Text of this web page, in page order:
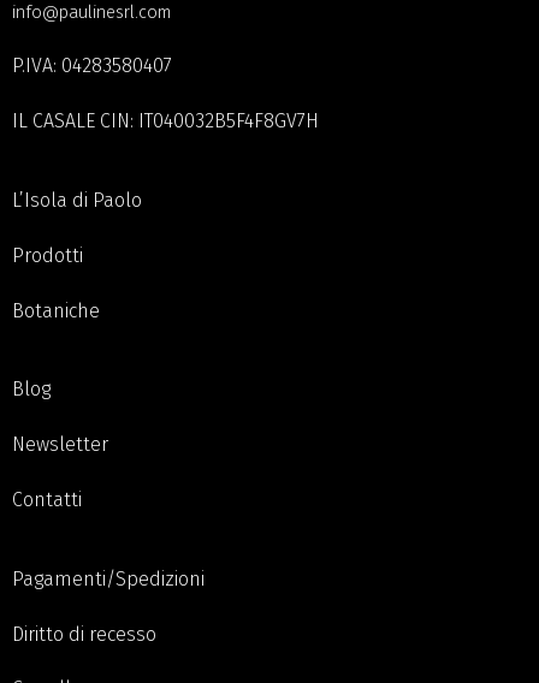
info@paulinesrl.com
P.IVA: 04283580407
IL CASALE CIN: IT040032B5F4F8GV7H
L’Isola di Paolo
Prodotti
Botaniche
Blog
Newsletter
Contatti
Pagamenti/Spedizioni
Diritto di recesso